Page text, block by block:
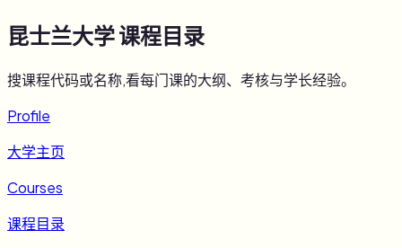
昆士兰大学课程目录
搜课程代码或名称,看每门课的大纲、考核与学长经验。
Profile
大学主页
Courses
课程目录